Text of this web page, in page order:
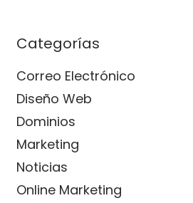
Categorías
Correo Electrónico
Diseño Web
Dominios
Marketing
Noticias
Online Marketing